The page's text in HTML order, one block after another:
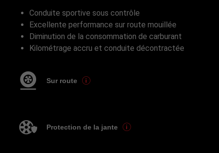
Conduite sportive sous contrôle
Excellente performance sur route mouillée
Diminution de la consommation de carburant
Kilométrage accru et conduite décontractée
Sur route
Protection de la jante